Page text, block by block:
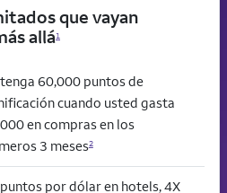
que vayan
allá1
60,000 puntos de
cuando usted gasta
en compras en los
3 meses2
por dólar en hotels, 4X